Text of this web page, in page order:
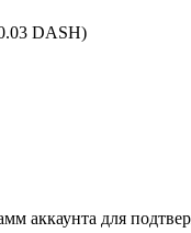
DASH)
аккаунта для